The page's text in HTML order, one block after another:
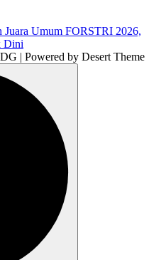
| Powered by Desert Theme